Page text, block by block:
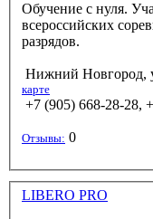
Обучение с нуля.
всероссийских
разрядов.
Нижний Новгород,
карте
+7 (905) 668-28-28,
Отзывы: 0
LIBERO PRO